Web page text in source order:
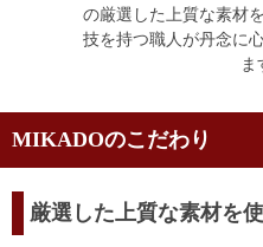
の厳選した上質な素材
技を持つ職人が丹念に
ま
MIKADOのこだわり
厳選した上質な素材を